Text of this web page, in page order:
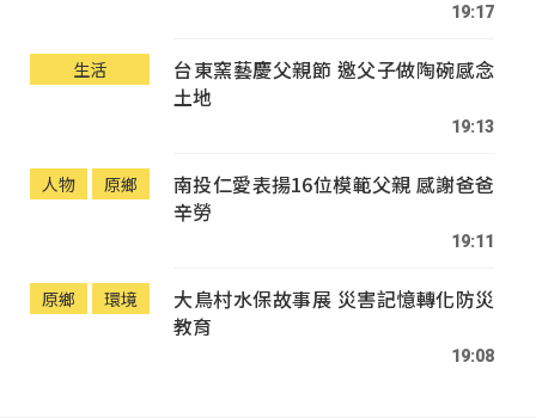
19:17
生活
台東窯藝慶父親節 邀父子做陶碗感念
土地
19:13
人物 原鄉
南投仁愛表揚16位模範父親 感謝爸爸
辛勞
19:11
原鄉 環境
大鳥村水保故事展 災害記憶轉化防災
教育
19:08